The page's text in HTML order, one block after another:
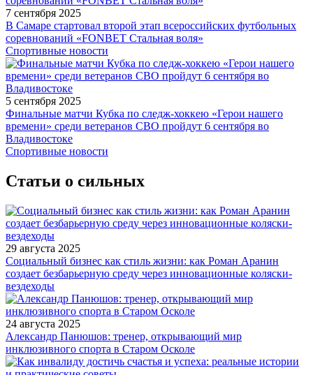
7 сентября 2025
В Самаре стартовал второй этап всероссийских футбольных
соревнований «FONBET Стальная воля»
Спортивные новости
5 сентября 2025
Финальные матчи Кубка по следж-хоккею «Герои нашего
времени» среди ветеранов СВО пройдут 6 сентября во
Владивостоке
Спортивные новости
Статьи о сильных
29 августа 2025
Социальный бизнес как стиль жизни: как Роман Аранин
создает безбарьерную среду через инновационные коляски-
вездеходы
24 августа 2025
Александр Панюшов: тренер, открывающий мир
инклюзивного спорта в Старом Осколе